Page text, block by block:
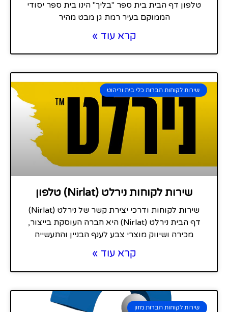
טלפון דף הבית בית ספר "בליך" הינו בית ספר יסודי
הממוקם בעיר רמת גן מבט מהיר
קרא עוד »
שירות לקוחות חברות כלי בית וריהוט
שירות לקוחות נירלט (Nirlat) טלפון
שירות לקוחות ודרכי יצירת קשר של נירלט (Nirlat)
דף הבית נירלט (Nirlat) היא חברה העוסקת בייצור,
מכירה ושיווק מוצרי צבע לענף הבניין והתעשייה
קרא עוד »
שירות לקוחות חברות מזון